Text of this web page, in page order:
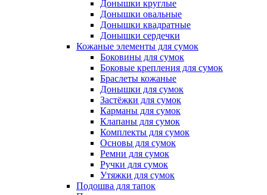
Донышки круглые
Донышки овальные
Донышки квадратные
Донышки сердечки
Кожаные элементы для сумок
Боковины для сумок
Боковые крепления для сумок
Браслеты кожаные
Донышки для сумок
Застёжки для сумок
Карманы для сумок
Клапаны для сумок
Комплекты для сумок
Основы для сумок
Ремни для сумок
Ручки для сумок
Утяжки для сумок
Подошва для тапок